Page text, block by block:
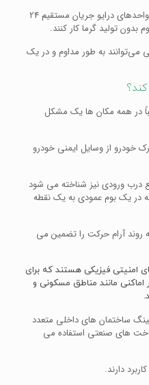
این دستگاه‌های الکترومکانیکی دارای واحدهای درایو جریان مستقیم 24
تولید گرما کار کنند.
می‌توانند به طور مداوم و در یک
در همه مکان ها یک مشکل
خودرو از وسایل ایمنی خودرو
درب ورودی نیز شناخته می شود
در یک بوم عمودی به یک نقطه
روند آرام حرکت را تضمین می
امنیتی فیزیکی هستند که برای
اماکنی مانند مناطق مسکونی و
ساختمان های داخلی متعدد
های صنعتی استفاده می
دارند.